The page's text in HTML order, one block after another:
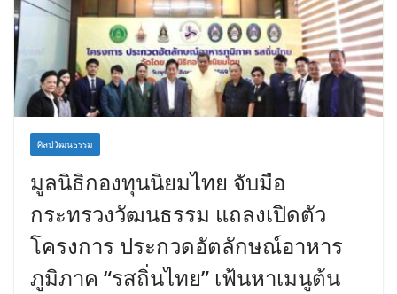
ศิลปวัฒนธรรม
มูลนิธิกองทุนนิยมไทย จับมือ
กระทรวงวัฒนธรรม แถลงเปิดตัว
โครงการ ประกวดอัตลักษณ์อาหาร
ภูมิภาค “รสถิ่นไทย” เฟ้นหาเมนูต้น